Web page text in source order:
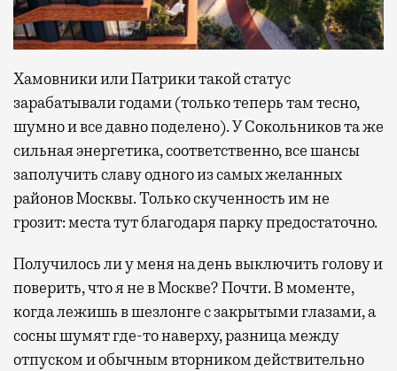
Хамовники или Патрики такой статус
зарабатывали годами (только теперь там тесно,
шумно и все давно поделено). У Сокольников та же
сильная энергетика, соответственно, все шансы
заполучить славу одного из самых желанных
районов Москвы. Только скученность им не
грозит: места тут благодаря парку предостаточно.
Получилось ли у меня на день выключить голову и
поверить, что я не в Москве? Почти. В моменте,
когда лежишь в шезлонге с закрытыми глазами, а
сосны шумят где-то наверху, разница между
отпуском и обычным вторником действительно